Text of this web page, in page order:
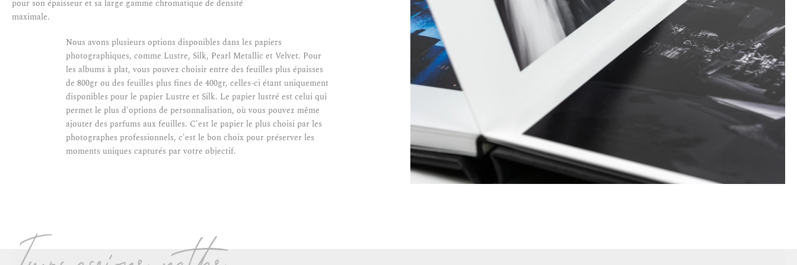
pour son épaisseur et sa large gamme chromatique de densité
maximale.
Nous avons plusieurs options disponibles dans les papiers
photographiques, comme Lustre, Silk, Pearl Metallic et Velvet. Pour
les albums à plat, vous pouvez choisir entre des feuilles plus épaisses
de 800gr ou des feuilles plus fines de 400gr, celles-ci étant uniquement
disponibles pour le papier Lustre et Silk. Le papier lustré est celui qui
permet le plus d'options de personnalisation, où vous pouvez même
ajouter des parfums aux feuilles. C'est le papier le plus choisi par les
photographes professionnels, c'est le bon choix pour préserver les
moments uniques capturés par votre objectif.